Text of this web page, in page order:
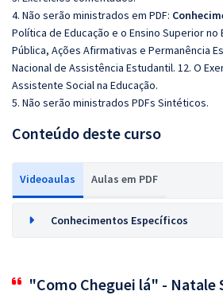
4. Não serão ministrados em PDF:
Política de Educação e o Ensino Superior no
Pública, Ações Afirmativas e Permanência
Nacional de Assistência Estudantil. 12. O
Assistente Social na Educação.
5. Não serão ministrados PDFs Sintéticos.
Conteúdo deste curso
Videoaulas Aulas em PDF
Conhecimentos Específicos
"Como Cheguei lá" - Natale